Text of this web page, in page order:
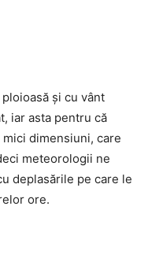
și cu vânt
iar asta pentru că
dimensiuni, care
meteorologii ne
deplasările pe care le
ore.